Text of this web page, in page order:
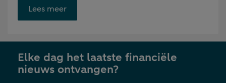
Lees meerOpent
link
nieuwe
tab
Elke dag het laatste financiële
nieuws ontvangen?